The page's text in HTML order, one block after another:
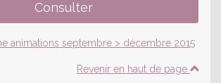
Revenir en haut de page